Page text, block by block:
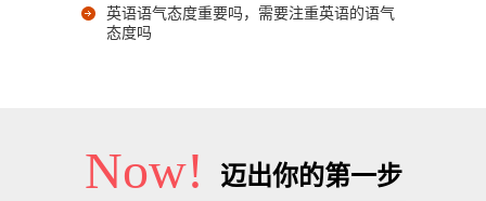
英语语气态度重要吗，需要注重英语的语气
态度吗
Now! 迈出你的第一步